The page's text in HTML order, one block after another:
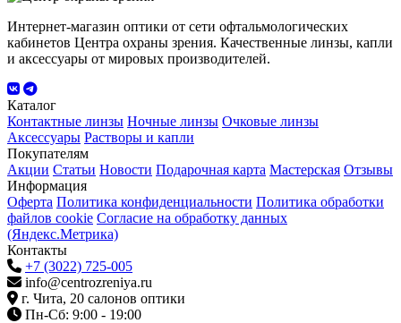
Интернет-магазин оптики от сети офтальмологических
кабинетов Центра охраны зрения. Качественные линзы, капли
и аксессуары от мировых производителей.
Каталог
Контактные линзы Ночные линзы Очковые линзы
Аксессуары Растворы и капли
Покупателям
Акции Статьи Новости Подарочная карта Мастерская Отзывы
Информация
Оферта Политика конфиденциальности Политика обработки
файлов cookie Согласие на обработку данных
(Яндекс.Метрика)
Контакты
+7 (3022) 725-005
info@centrozreniya.ru
г. Чита, 20 салонов оптики
Пн-Сб: 9:00 - 19:00